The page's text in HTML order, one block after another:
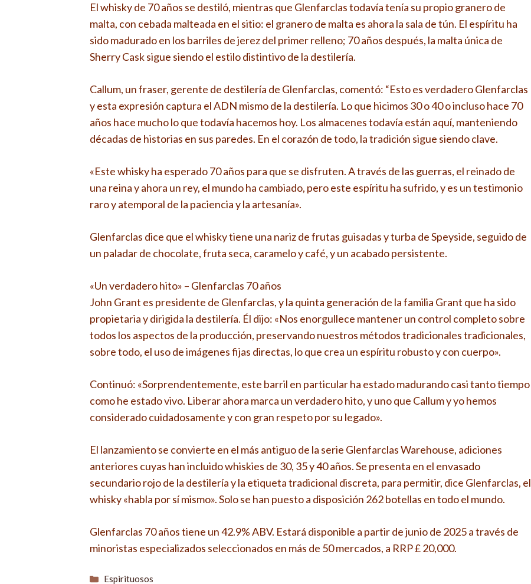
El whisky de 70 años se destiló, mientras que Glenfarclas todavía tenía su propio granero de
malta, con cebada malteada en el sitio: el granero de malta es ahora la sala de tún. El espíritu ha
sido madurado en los barriles de jerez del primer relleno; 70 años después, la malta única de
Sherry Cask sigue siendo el estilo distintivo de la destilería.
Callum, un fraser, gerente de destilería de Glenfarclas, comentó: “Esto es verdadero Glenfarclas
y esta expresión captura el ADN mismo de la destilería. Lo que hicimos 30 o 40 o incluso hace 70
años hace mucho lo que todavía hacemos hoy. Los almacenes todavía están aquí, manteniendo
décadas de historias en sus paredes. En el corazón de todo, la tradición sigue siendo clave.
«Este whisky ha esperado 70 años para que se disfruten. A través de las guerras, el reinado de
una reina y ahora un rey, el mundo ha cambiado, pero este espíritu ha sufrido, y es un testimonio
raro y atemporal de la paciencia y la artesanía».
Glenfarclas dice que el whisky tiene una nariz de frutas guisadas y turba de Speyside, seguido de
un paladar de chocolate, fruta seca, caramelo y café, y un acabado persistente.
«Un verdadero hito» – Glenfarclas 70 años
John Grant es presidente de Glenfarclas, y la quinta generación de la familia Grant que ha sido
propietaria y dirigida la destilería. Él dijo: «Nos enorgullece mantener un control completo sobre
todos los aspectos de la producción, preservando nuestros métodos tradicionales tradicionales,
sobre todo, el uso de imágenes fijas directas, lo que crea un espíritu robusto y con cuerpo».
Continuó: «Sorprendentemente, este barril en particular ha estado madurando casi tanto tiempo
como he estado vivo. Liberar ahora marca un verdadero hito, y uno que Callum y yo hemos
considerado cuidadosamente y con gran respeto por su legado».
El lanzamiento se convierte en el más antiguo de la serie Glenfarclas Warehouse, adiciones
anteriores cuyas han incluido whiskies de 30, 35 y 40 años. Se presenta en el envasado
secundario rojo de la destilería y la etiqueta tradicional discreta, para permitir, dice Glenfarclas, el
whisky «habla por sí mismo». Solo se han puesto a disposición 262 botellas en todo el mundo.
Glenfarclas 70 años tiene un 42.9% ABV. Estará disponible a partir de junio de 2025 a través de
minoristas especializados seleccionados en más de 50 mercados, a RRP £ 20,000.
Categorías
Espirituosos